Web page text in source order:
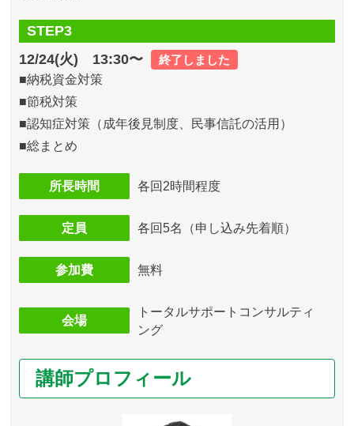
STEP3
12/24(火) 13:30〜
終了しました
■納税資金対策
■節税対策
■認知症対策（成年後見制度、民事信託の活用）
■総まとめ
所長時間 各回2時間程度
定員 各回5名（申し込み先着順）
参加費 無料
会場
トータルサポートコンサルティ
ング
講師プロフィール